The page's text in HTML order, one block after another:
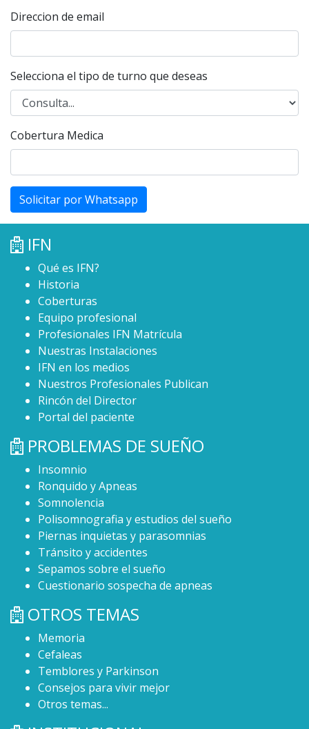
Direccion de email
Selecciona el tipo de turno que deseas
Cobertura Medica
Solicitar por Whatsapp
IFN
Qué es IFN?
Historia
Coberturas
Equipo profesional
Profesionales IFN Matrícula
Nuestras Instalaciones
IFN en los medios
Nuestros Profesionales Publican
Rincón del Director
Portal del paciente
PROBLEMAS DE SUEÑO
Insomnio
Ronquido y Apneas
Somnolencia
Polisomnografia y estudios del sueño
Piernas inquietas y parasomnias
Tránsito y accidentes
Sepamos sobre el sueño
Cuestionario sospecha de apneas
OTROS TEMAS
Memoria
Cefaleas
Temblores y Parkinson
Consejos para vivir mejor
Otros temas...